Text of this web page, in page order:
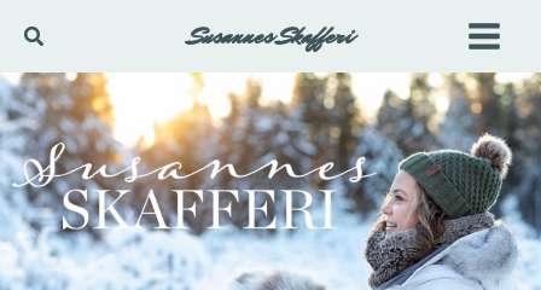
innehåll
Sök Susannes Skafferi